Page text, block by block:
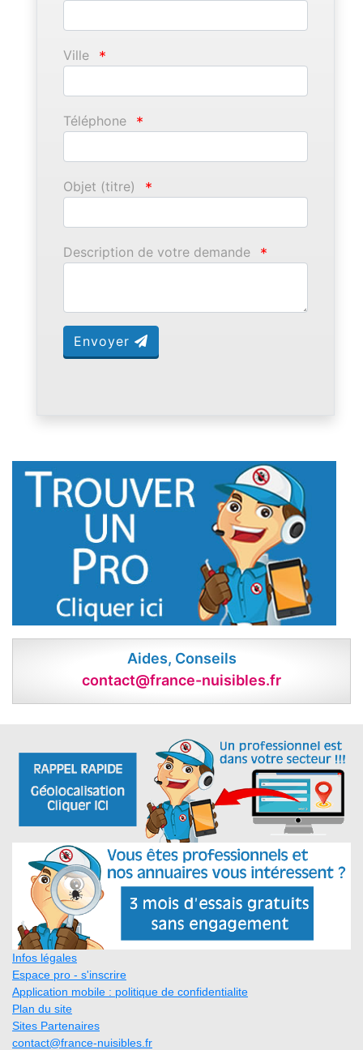
Ville *
Téléphone *
Objet (titre) *
Description de votre demande *
Envoyer
Aides, Conseils
contact@france-nuisibles.fr
Infos légales
Espace pro - s'inscrire
Application mobile : politique de confidentialite
Plan du site
Sites Partenaires
contact@france-nuisibles.fr